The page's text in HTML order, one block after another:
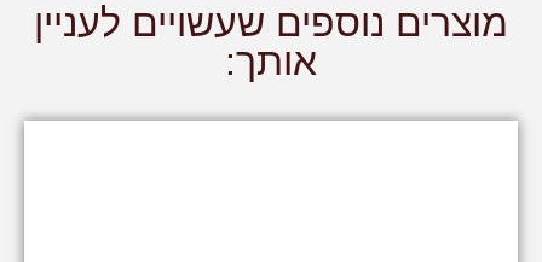
מוצרים נוספים שעשויים לעניין
אותך: